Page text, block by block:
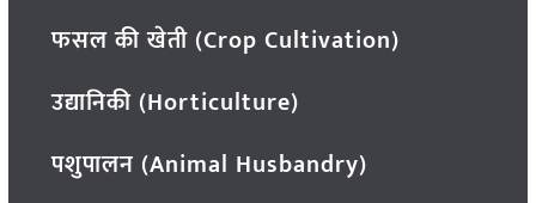
फसल की खेती (Crop Cultivation)
उद्यानिकी (Horticulture)
पशुपालन (Animal Husbandry)